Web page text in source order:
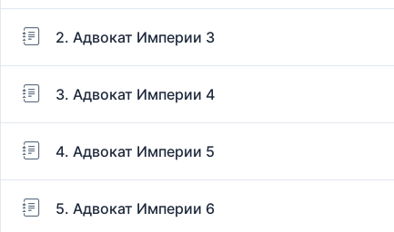
2. Адвокат Империи 3
3. Адвокат Империи 4
4. Адвокат Империи 5
5. Адвокат Империи 6